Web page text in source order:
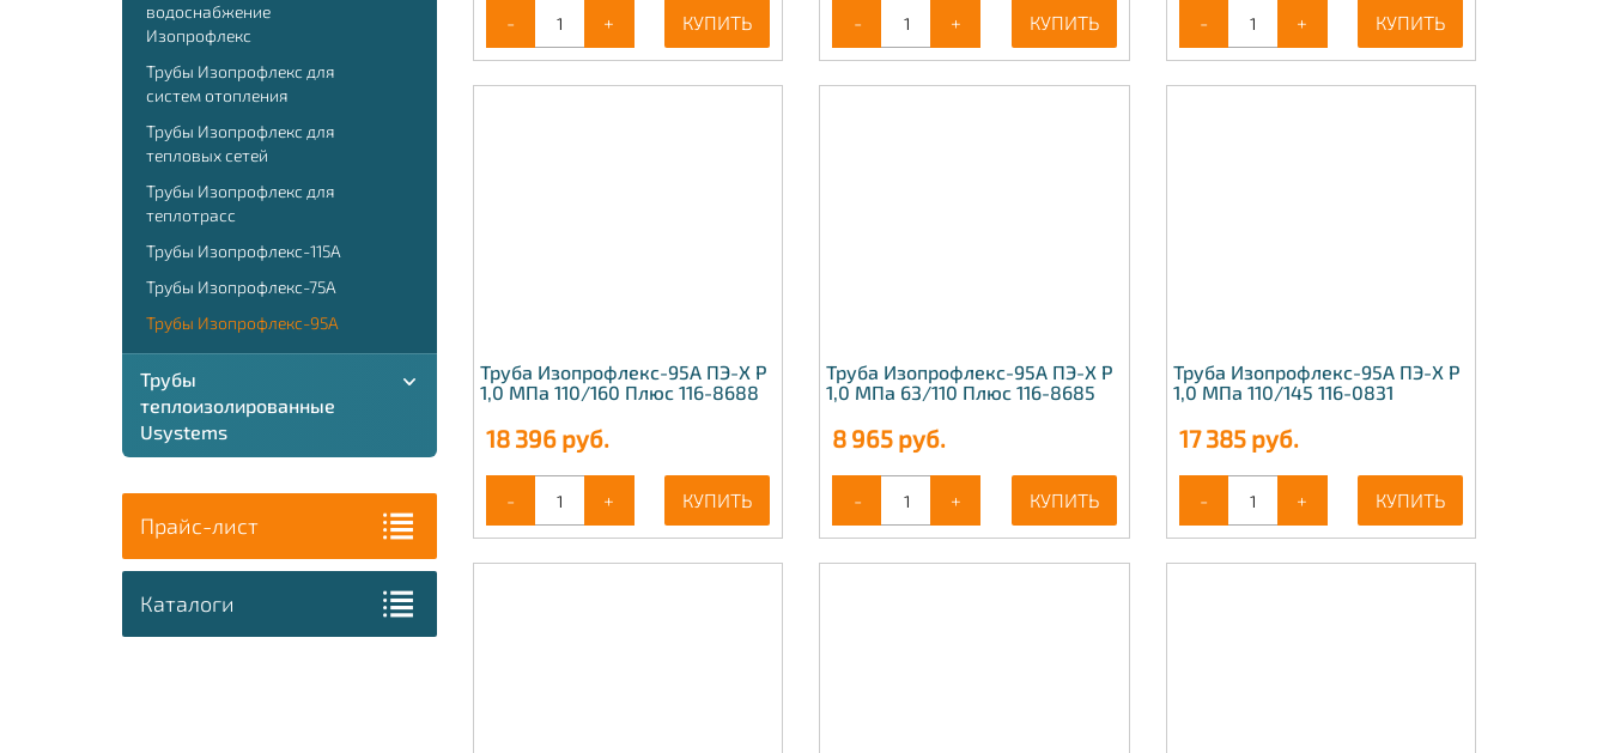
водоснабжение
Изопрофлекс
Трубы Изопрофлекс для
систем отопления
Трубы Изопрофлекс для
тепловых сетей
Трубы Изопрофлекс для
теплотрасс
Трубы Изопрофлекс-115А
Трубы Изопрофлекс-75А
Трубы Изопрофлекс-95А
Трубы
теплоизолированные
Usystems
Прайс-лист
Каталоги
- + КУПИТЬ - + КУПИТЬ - + КУПИТЬ
Труба Изопрофлекс-95А ПЭ-Х Р
1,0 МПа 110/160 Плюс 116-8688
18 396руб.
- + КУПИТЬ
Труба Изопрофлекс-95А ПЭ-Х Р
1,0 МПа 63/110 Плюс 116-8685
8 965 руб.
- + КУПИТЬ
Труба Изопрофлекс-95А ПЭ-Х Р
1,0 МПа 110/145 116-0831
17 385руб.
- + КУПИТЬ